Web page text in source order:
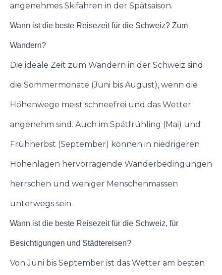
angenehmes Skifahren in der Spätsaison.
Wann ist die beste Reisezeit für die Schweiz? Zum
Wandern?
Die ideale Zeit zum Wandern in der Schweiz sind
die Sommermonate (Juni bis August), wenn die
Höhenwege meist schneefrei und das Wetter
angenehm sind. Auch im Spätfrühling (Mai) und
Frühherbst (September) können in niedrigeren
Höhenlagen hervorragende Wanderbedingungen
herrschen und weniger Menschenmassen
unterwegs sein.
Wann ist die beste Reisezeit für die Schweiz, für
Besichtigungen und Städtereisen?
Von Juni bis September ist das Wetter am besten